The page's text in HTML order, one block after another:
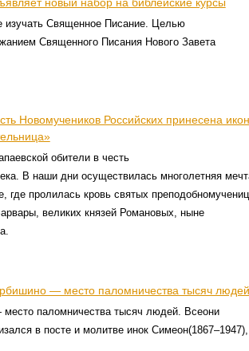
Священное Писание. Целью
Священного Писания Нового Завета
Новомучеников Российских принесена
обители в честь
В наши дни осуществилась многолетняя
пролилась кровь святых преподобномучениц
великих князей Романовых, ныне
— место паломничества тысяч людей
паломничества тысяч людей. Всеони
в посте и молитве инок Симеон(1867–1947),